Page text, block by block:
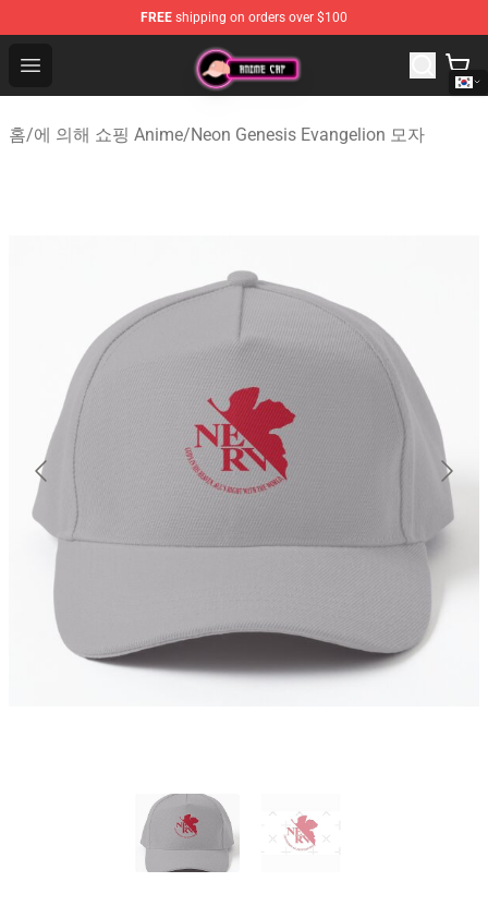
FREE shipping on orders over $100
Open menu
Anime Cap Shop - The Best Store of Anime Cap
홈/에 의해 쇼핑 Anime/Neon Genesis Evangelion 모자